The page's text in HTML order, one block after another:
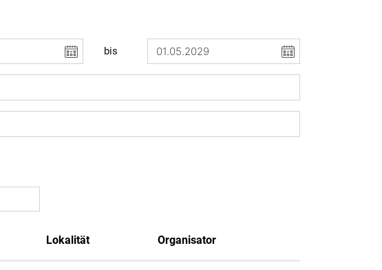
bis
Lokalität Organisator